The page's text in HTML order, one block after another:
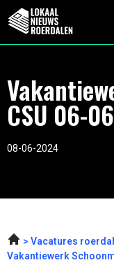
CSU 06-
08-06-2024
Vacatures
Vakantiewerk